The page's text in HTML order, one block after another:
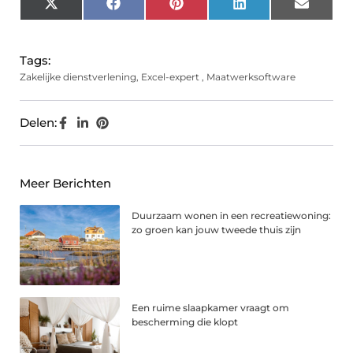
X
(Twitter)
FacebookPinterest LinkedIn Email
Tags:
Zakelijke dienstverlening, Excel-expert , Maatwerksoftware
Delen:
Meer Berichten
Duurzaam wonen in een recreatiewoning:
zo groen kan jouw tweede thuis zijn
Een ruime slaapkamer vraagt om
bescherming die klopt